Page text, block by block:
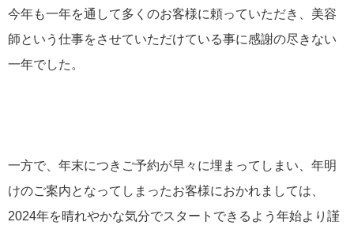
今年も一年を通して多くのお客様に頼っていただき、美容
師という仕事をさせていただけている事に感謝の尽きない
一年でした。
一方で、年末につきご予約が早々に埋まってしまい、年明
けのご案内となってしまったお客様におかれましては、
2024年を晴れやかな気分でスタートできるよう年始より謹